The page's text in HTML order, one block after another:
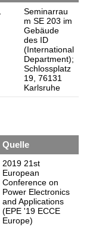
Seminarrau
m SE 203 im
Gebäude
des ID
(International
Department);
Schlossplatz
19, 76131
Karlsruhe
Quelle
2019 21st
European
Conference on
Power Electronics
and Applications
(EPE '19 ECCE
Europe)